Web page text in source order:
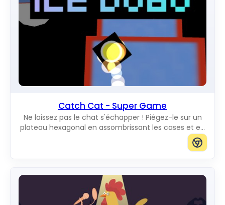
Catch Cat - Super Game
Ne laissez pas le chat s'échapper ! Piégez-le sur un
plateau hexagonal en assombrissant les cases et en